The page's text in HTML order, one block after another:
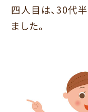
四人目は、30代
ました。